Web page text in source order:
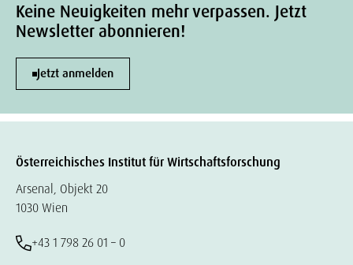
Keine Neuigkeiten mehr verpassen. Jetzt
Newsletter abonnieren!
Jetzt anmelden
Österreichisches Institut für Wirtschaftsforschung
Arsenal, Objekt 20
1030 Wien
+43 1 798 26 01 – 0